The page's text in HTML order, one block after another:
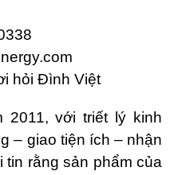
hỏi Đình Việt
với triết lý kinh
– giao tiện ích – nhận
tin rằng sản phẩm của